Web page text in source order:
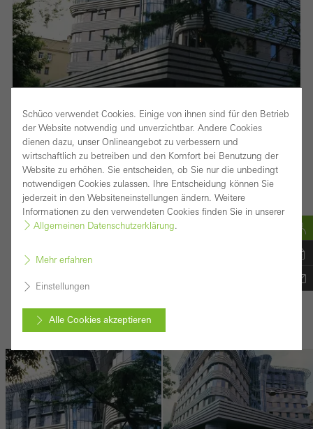
Informationen zur Referenz
Gebäudeart: Wohnen und Leben
Produkte: Fassaden, Türen, Fenster
Standort: Moskau, Russland
Fertigstellung: 2001
Bildnachweis:
Inspirationen zur Referenz
Schüco verwendet Cookies. Einige von ihnen sind für den Betrieb
der Website notwendig und unverzichtbar. Andere Cookies
dienen dazu, unser Onlineangebot zu verbessern und
wirtschaftlich zu betreiben und den Komfort bei Benutzung der
Website zu erhöhen. Sie entscheiden, ob Sie nur die unbedingt
notwendigen Cookies zulassen. Ihre Entscheidung können Sie
jederzeit in den Websiteneinstellungen ändern. Weitere
Informationen zu den verwendeten Cookies finden Sie in unserer
Allgemeinen Datenschutzerklärung
Mehr erfahren
Einstellungen
Alle Cookies akzeptieren
Abbrechen
Benötigte Cookies (essenziell, funktional, unverzichtbar), nicht
abschaltbar